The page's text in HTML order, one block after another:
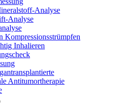
Analyse
Analyse
Kompressionsstrümpfen
Inhalieren
Antitumortherapie